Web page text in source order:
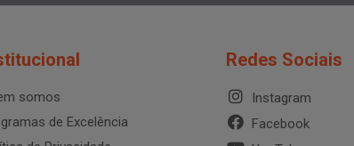
somos
de Excelência
Redes Sociais
Instagram
Facebook